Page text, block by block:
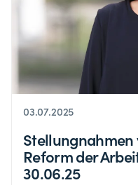
03.07.2025
Stellungnahmen
Reform der
30.06.25